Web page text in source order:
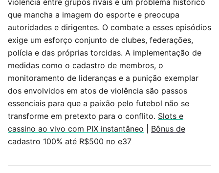
violência entre grupos rivais é um problema histórico
que mancha a imagem do esporte e preocupa
autoridades e dirigentes. O combate a esses episódios
exige um esforço conjunto de clubes, federações,
polícia e das próprias torcidas. A implementação de
medidas como o cadastro de membros, o
monitoramento de lideranças e a punição exemplar
dos envolvidos em atos de violência são passos
essenciais para que a paixão pelo futebol não se
transforme em pretexto para o conflito. Slots e
cassino ao vivo com PIX instantâneo
Bônus de
cadastro 100% até R$500 no e37